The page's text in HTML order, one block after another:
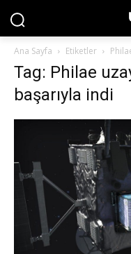
Ana Sayfa Etiketler
Tag: Philae
başarıyla indi